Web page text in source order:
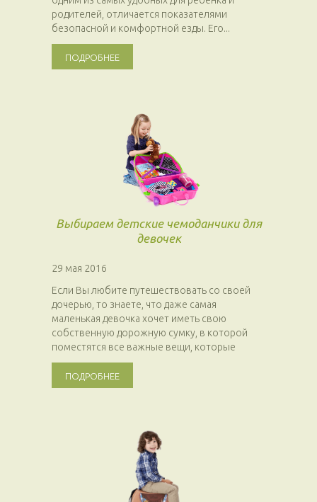
родителей, отличается показателями
безопасной и комфортной езды. Его...
ПОДРОБНЕЕ
Выбираем детские чемоданчики для
девочек
29 мая 2016
Если Вы любите путешествовать со своей
дочерью, то знаете, что даже самая
маленькая девочка хочет иметь свою
собственную дорожную сумку, в которой
поместятся все важные вещи, которые
малышке...
ПОДРОБНЕЕ